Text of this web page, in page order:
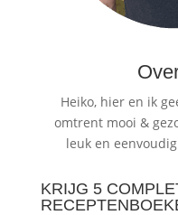
Heiko, hier en ik
omtrent mooi &
leuk en
KRIJG 5